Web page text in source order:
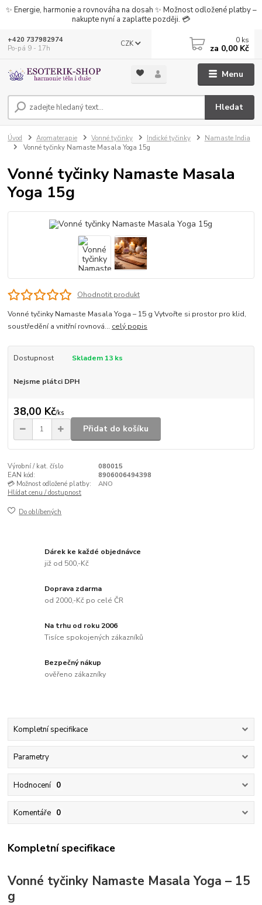
✨ Energie, harmonie a rovnováha na dosah ✨ Možnost odložené platby –
nakupte nyní a zaplaťte později. 💳
Menu
CZK
Hledat
+420 737982974
Po-pá 9 - 17h
0 ks
za 0,00 Kč
Úvod Aromaterapie Vonné tyčinky Indické tyčinky
Namaste India
Vonné tyčinky Namaste Masala Yoga 15g
Vonné tyčinky Namaste Masala
Yoga 15g
Ohodnotit produkt
Vonné tyčinky Namaste Masala Yoga – 15 g Vytvořte si prostor pro klid,
soustředění a vnitřní rovnová... celý popis
Dostupnost Skladem 13 ks
Nejsme plátci DPH
38,00 Kč/ks
Přidat do košíku
Výrobní / kat. číslo
080015
EAN kód:
8906006494398
💳 Možnost odložené platby:
ANO
Hlídat cenu / dostupnost
Do oblíbených
Dárek ke každé objednávce
již od 500,-Kč
Doprava zdarma
od 2000,-Kč po celé ČR
Na trhu od roku 2006
Tisíce spokojených zákazníků
Bezpečný nákup
ověřeno zákazníky
Kompletní specifikace
Parametry
Hodnocení 0
Komentáře 0
Kompletní specifikace
Vonné tyčinky Namaste Masala Yoga – 15
g